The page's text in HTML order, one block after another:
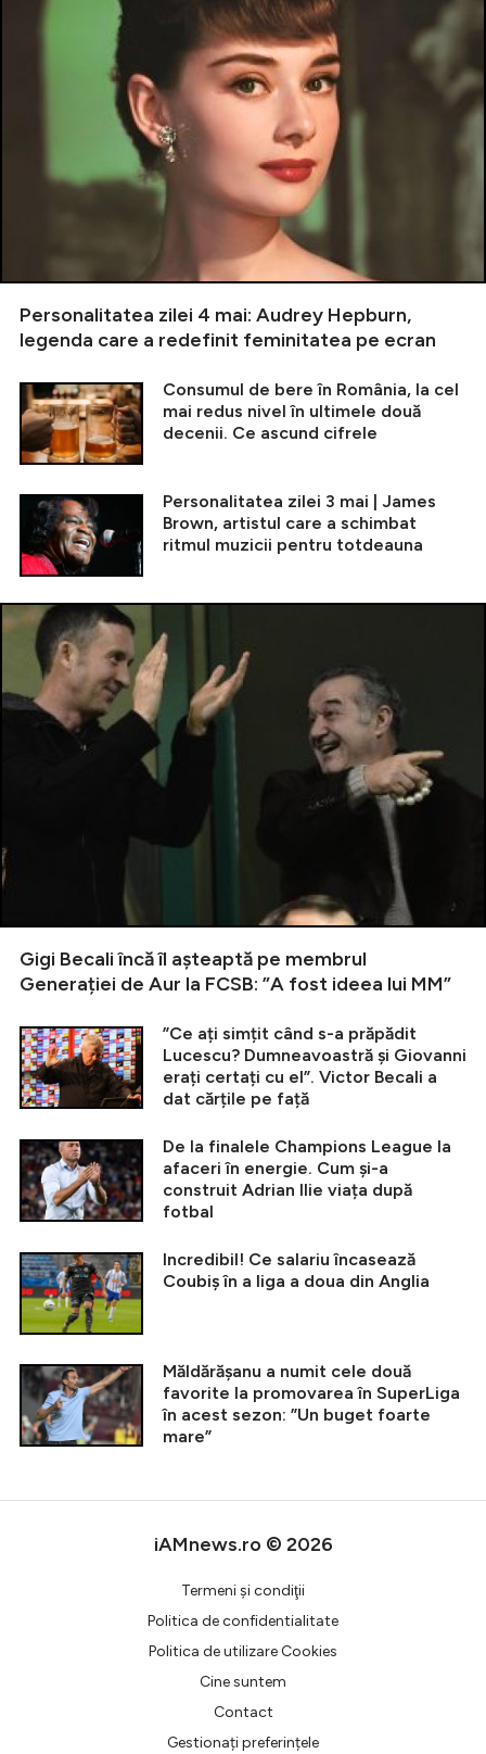
Personalitatea zilei 4 mai: Audrey Hepburn,
legenda care a redefinit feminitatea pe ecran
Consumul de bere în România, la cel
mai redus nivel în ultimele două
decenii. Ce ascund cifrele
Personalitatea zilei 3 mai | James
Brown, artistul care a schimbat
ritmul muzicii pentru totdeauna
Gigi Becali încă îl așteaptă pe membrul
Generației de Aur la FCSB: ”A fost ideea lui MM”
”Ce ați simțit când s-a prăpădit
Lucescu? Dumneavoastră și Giovanni
erați certați cu el”. Victor Becali a
dat cărțile pe față
De la finalele Champions League la
afaceri în energie. Cum și-a
construit Adrian Ilie viața după
fotbal
Incredibil! Ce salariu încasează
Coubiș în a liga a doua din Anglia
Măldărășanu a numit cele două
favorite la promovarea în SuperLiga
în acest sezon: ”Un buget foarte
mare”
iAMnews.ro © 2026
Termeni şi condiţii
Politica de confidentialitate
Politica de utilizare Cookies
Cine suntem
Contact
Gestionați preferințele